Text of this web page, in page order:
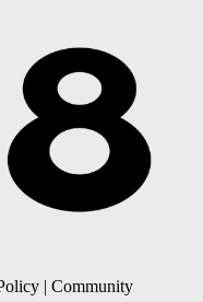
| Community